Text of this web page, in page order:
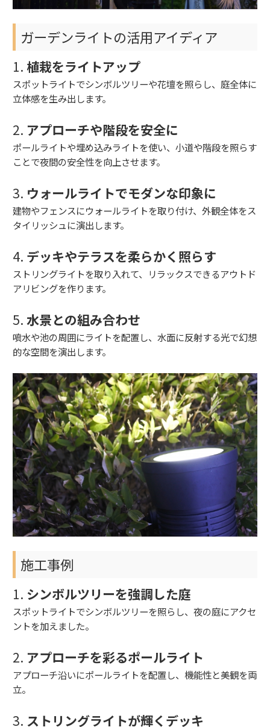
ガーデンライトの活用アイディア
1. 植栽をライトアップ
スポットライトでシンボルツリーや花壇を照らし、庭全体に
立体感を生み出します。
2. アプローチや階段を安全に
ポールライトや埋め込みライトを使い、小道や階段を照らす
ことで夜間の安全性を向上させます。
3. ウォールライトでモダンな印象に
建物やフェンスにウォールライトを取り付け、外観全体をス
タイリッシュに演出します。
4. デッキやテラスを柔らかく照らす
ストリングライトを取り入れて、リラックスできるアウトド
アリビングを作ります。
5. 水景との組み合わせ
噴水や池の周囲にライトを配置し、水面に反射する光で幻想
的な空間を演出します。
施工事例
1. シンボルツリーを強調した庭
スポットライトでシンボルツリーを照らし、夜の庭にアクセ
ントを加えました。
2. アプローチを彩るポールライト
アプローチ沿いにポールライトを配置し、機能性と美観を両
立。
3. ストリングライトが輝くデッキ